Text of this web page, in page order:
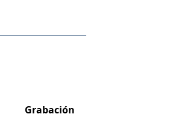
Grabación